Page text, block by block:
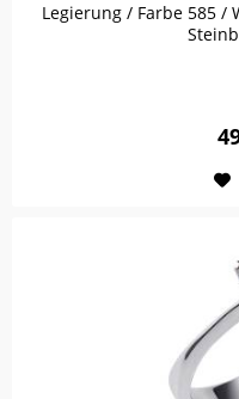
Legierung / Farbe 585 /